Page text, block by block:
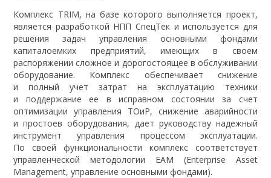
Комплекс TRIM, на базе которого выполняется проект,
является разработкой НПП СпецТек и используется для
решения задач управления основными фондами
капиталоемких предприятий, имеющих в своем
распоряжении сложное и дорогостоящее в обслуживании
оборудование. Комплекс обеспечивает снижение
и полный учет затрат на эксплуатацию техники
и поддержание ее в исправном состоянии за счет
оптимизации управления ТОиР, снижение аварийности
и простоев оборудования, дает руководству надежный
инструмент управления процессом эксплуатации.
По своей функциональности комплекс соответствует
управленческой методологии EAM (Enterprise Asset
Management, управление основными фондами).